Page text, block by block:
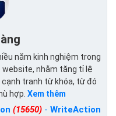
năm kinh nghiệm trong
website, nhằm tăng tỉ lệ
tranh từ khóa, từ đó
hợp. Xem thêm
(15650)- WriteAction